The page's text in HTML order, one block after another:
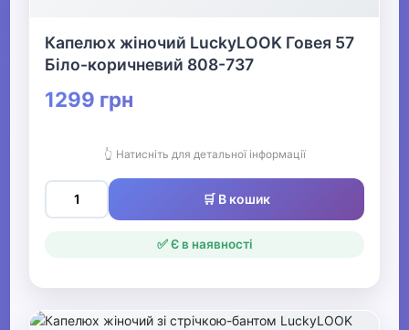
Капелюх жіночий LuckyLOOK Говея 57
Біло-коричневий 808-737
1299 грн
👆 Натисніть для детальної інформації
🛒 В кошик
✅ Є в наявності